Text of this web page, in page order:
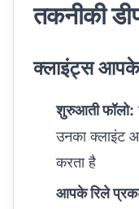
तकनीकी
क्लाइंट्स
शुरुआती फॉलो:
उनका क्लाइंट
करता है
आपके रिले